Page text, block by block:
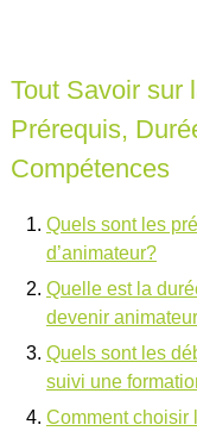
Tout Savoir sur
Prérequis,
Compétences
Quels sont les
d’animateur?
Quelle est la
devenir
Quels sont les
suivi une
Comment choisir